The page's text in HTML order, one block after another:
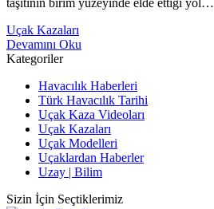
Uçak Kazaları
Devamını Oku
Kategoriler
Havacılık Haberleri
Türk Havacılık Tarihi
Uçak Kaza Videoları
Uçak Kazaları
Uçak Modelleri
Uçaklardan Haberler
Uzay | Bilim
Sizin İçin Seçtiklerimiz